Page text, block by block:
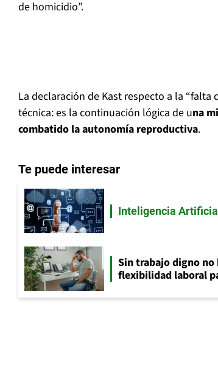
de homicidio”.
La declaración de Kast respecto a la
técnica: es la continuación lógica de una
combatido la autonomía reproductiva.
Te puede interesar
Inteligencia
Sin trabajo digno
flexibilidad laboral